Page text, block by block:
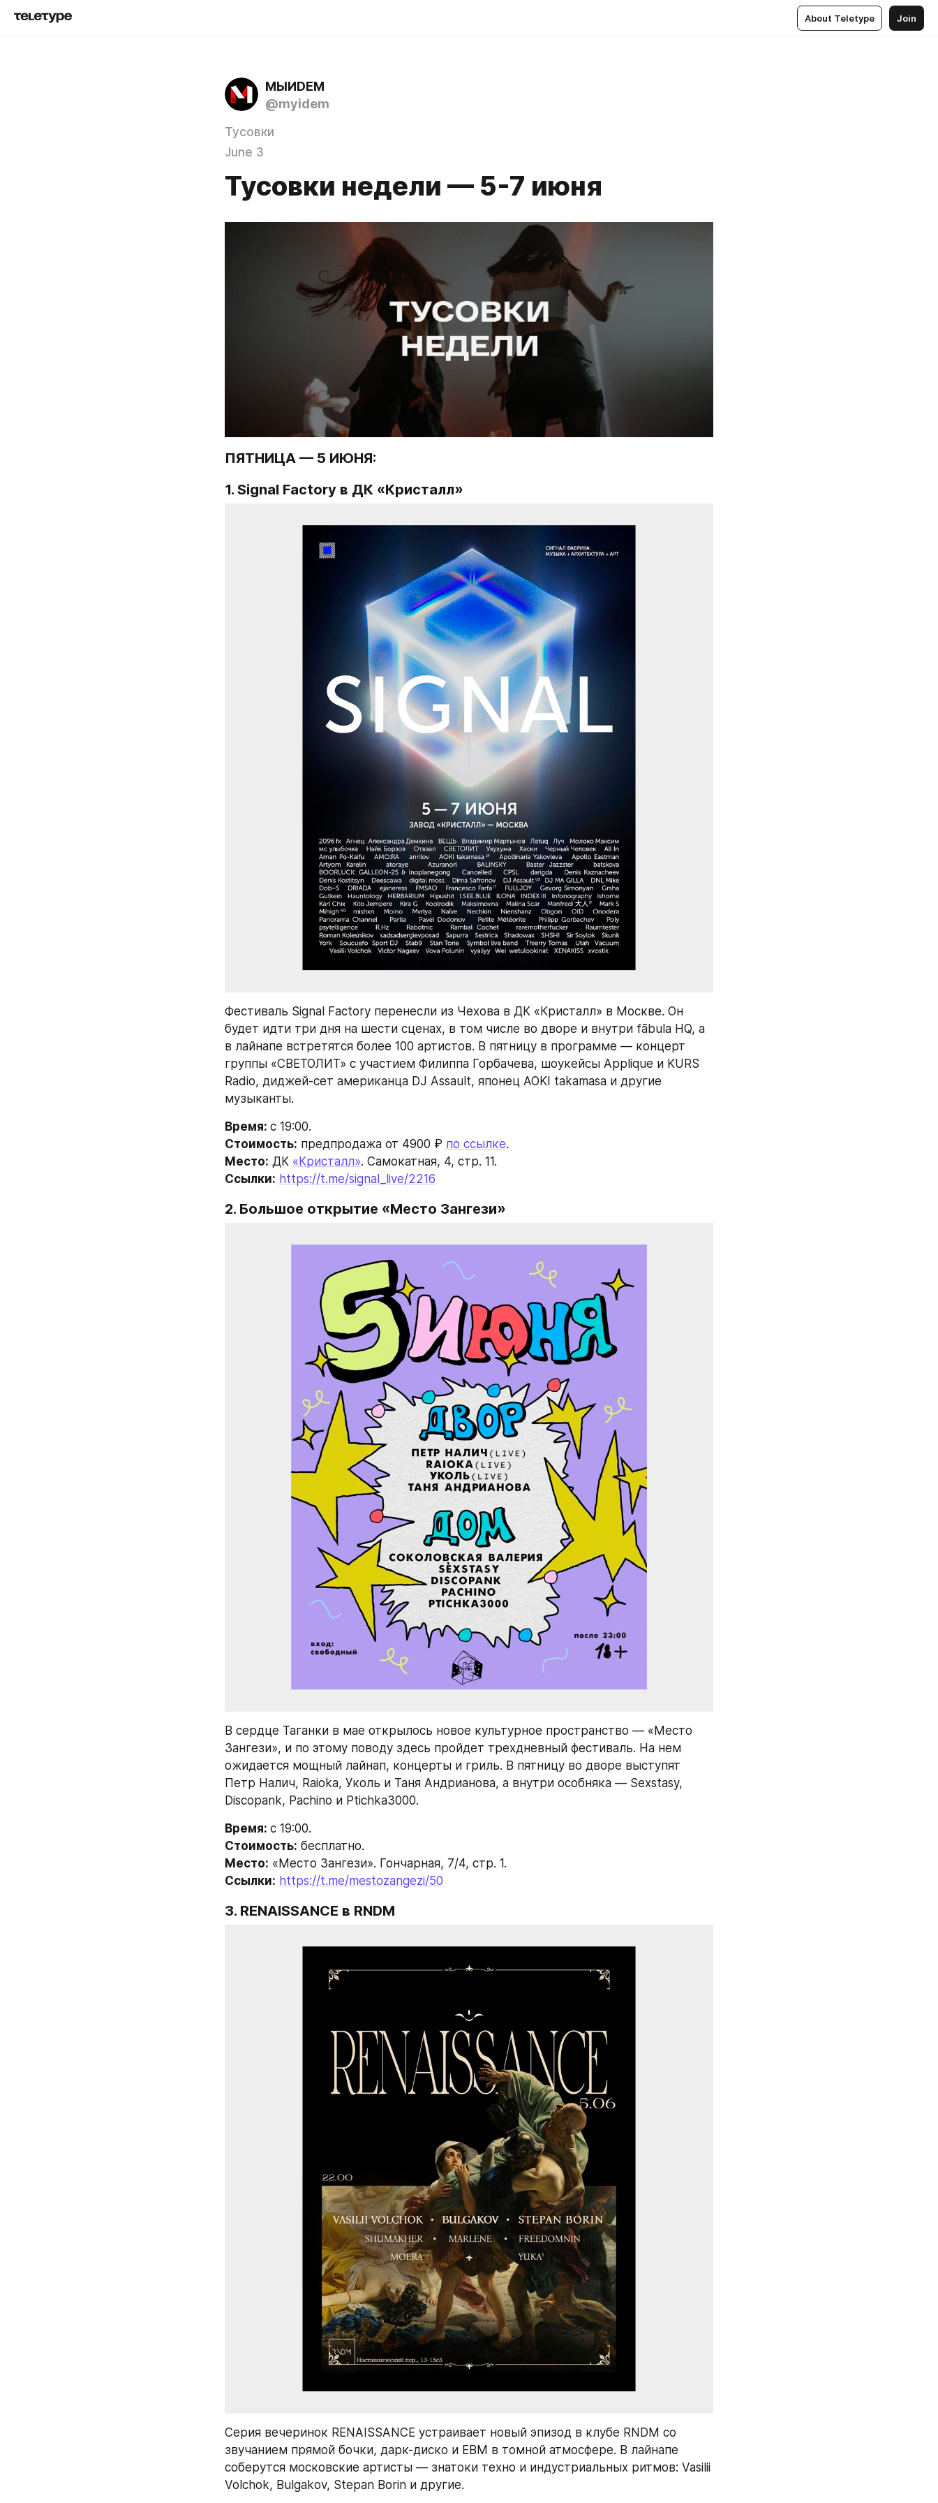
About Teletype Join
МЫИDЕМ
@myidem
Тусовки
June 3
Тусовки недели — 5-7 июня
ПЯТНИЦА — 5 ИЮНЯ:
1. Signal Factory в ДК «Кристалл»
Фестиваль Signal Factory перенесли из Чехова в ДК «Кристалл» в Москве. Он
будет идти три дня на шести сценах, в том числе во дворе и внутри fābula HQ, а
в лайнапе встретятся более 100 артистов. В пятницу в программе — концерт
группы «СВЕТОЛИТ» с участием Филиппа Горбачева, шоукейсы Applique и KURS
Radio, диджей-сет американца DJ Assault, японец AOKI takamasa и другие
музыканты.
Время: с 19:00.
Стоимость: предпродажа от 4900 ₽ по ссылке.
Место: ДК «Кристалл». Самокатная, 4, стр. 11.
Ссылки: https://t.me/signal_live/2216
2. Большое открытие «Место Зангези»
В сердце Таганки в мае открылось новое культурное пространство — «Место
Зангези», и по этому поводу здесь пройдет трехдневный фестиваль. На нем
ожидается мощный лайнап, концерты и гриль. В пятницу во дворе выступят
Петр Налич, Raioka, Уколь и Таня Андрианова, а внутри особняка — Sexstasy,
Discopank, Pachino и Ptichka3000.
Время: с 19:00.
Стоимость: бесплатно.
Место: «Место Зангези». Гончарная, 7/4, стр. 1.
Ссылки: https://t.me/mestozangezi/50
3. RENAISSANCE в RNDM
Серия вечеринок RENAISSANCE устраивает новый эпизод в клубе RNDM со
звучанием прямой бочки, дарк-диско и EBM в томной атмосфере. В лайнапе
соберутся московские артисты — знатоки техно и индустриальных ритмов: Vasilii
Volchok, Bulgakov, Stepan Borin и другие.